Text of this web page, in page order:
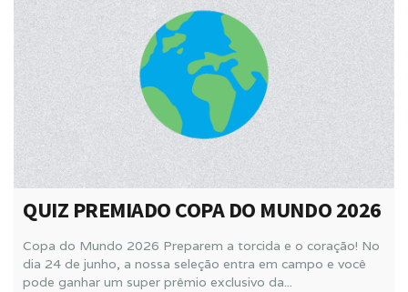
QUIZ PREMIADO COPA DO MUNDO 2026
Copa do Mundo 2026 Preparem a torcida e o coração! No
dia 24 de junho, a nossa seleção entra em campo e você
pode ganhar um super prêmio exclusivo da...